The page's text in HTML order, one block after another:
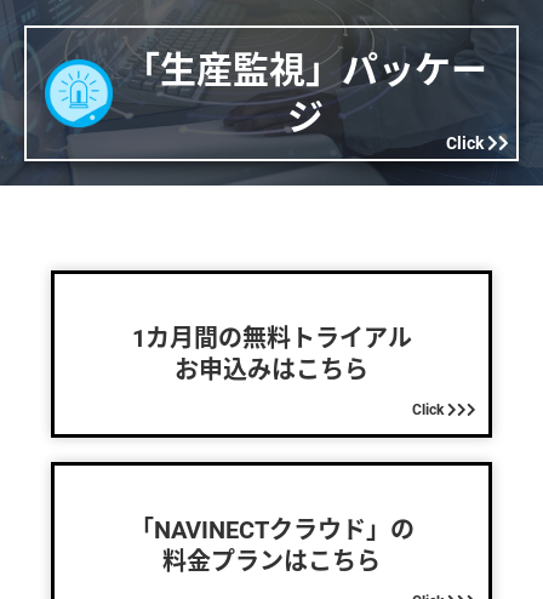
「生産監視」パッケー
ジ
Click
1カ月間の無料トライアル
お申込みはこちら
Click
「NAVINECTクラウド」の
料金プランはこちら